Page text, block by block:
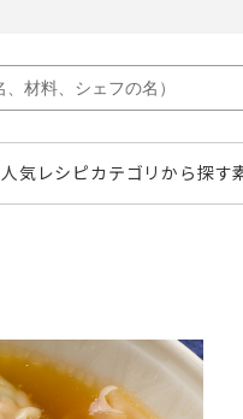
人気レシピカテゴリから探す